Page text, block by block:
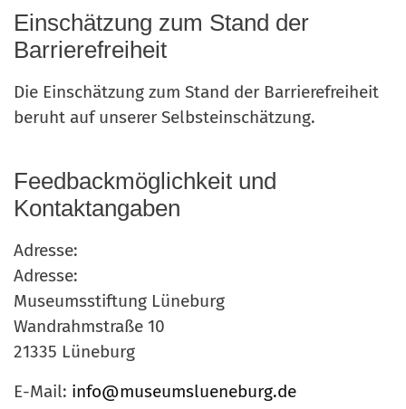
Einschätzung zum Stand der
Barrierefreiheit
Die Einschätzung zum Stand der Barrierefreiheit
beruht auf unserer Selbsteinschätzung.
Feedbackmöglichkeit und
Kontaktangaben
Adresse:
Adresse:
Museumsstiftung Lüneburg
Wandrahmstraße 10
21335 Lüneburg
E-Mail: info@museumslueneburg.de